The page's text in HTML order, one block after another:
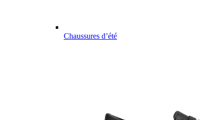
Chaussures d’été